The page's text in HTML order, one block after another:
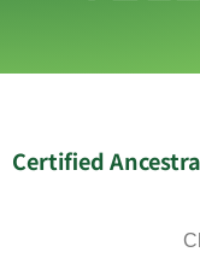
Certified